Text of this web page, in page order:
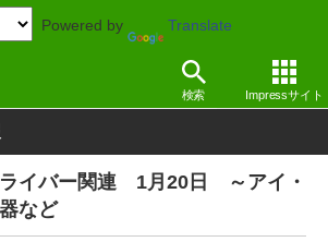
Powered by Translate
検索 Impressサイト
アップデート
イバー関連 1月20日 ～アイ・
など